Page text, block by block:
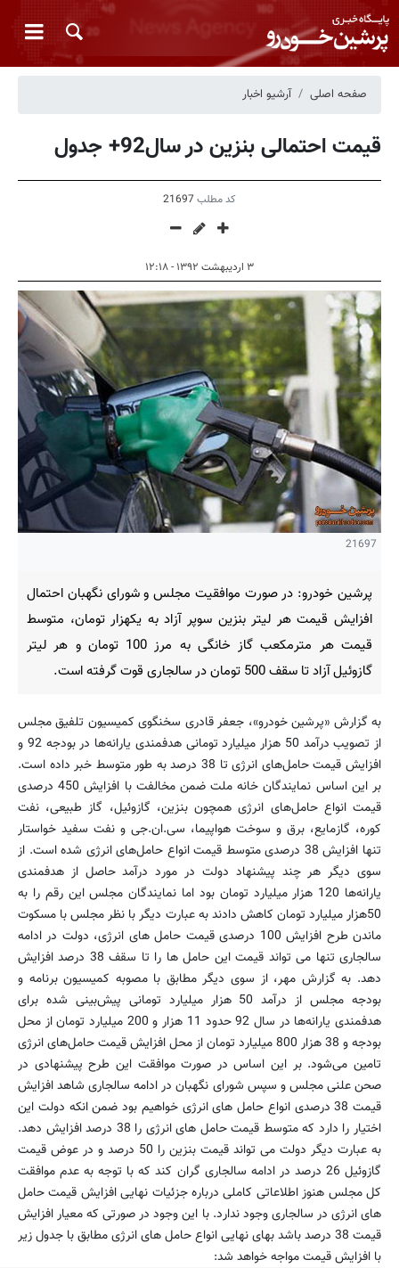
صفحه اصلی آرشیو اخبار
قیمت احتمالی بنزین در سال92+ جدول
کد مطلب 21697
۳ اردیبهشت ۱۳۹۲ - ۱۲:۱۸
21697
پرشین خودرو: در صورت موافقیت مجلس و شورای نگهبان احتمال
افزایش قیمت هر لیتر بنزین سوپر آزاد به یکهزار تومان، متوسط
قیمت هر مترمکعب گاز خانگی به مرز 100 تومان و هر لیتر
گازوئیل آزاد تا سقف 500 تومان در سالجاری قوت گرفته است.
به گزارش «پرشین خودرو»، جعفر قادری سخنگوی کمیسیون تلفیق مجلس
از تصویب درآمد 50 هزار میلیارد تومانی هدفمندی یارانه‌ها در بودجه 92 و
افزایش قیمت حامل‌های انرژی تا 38 درصد به طور متوسط خبر داده است.
بر این اساس نمایندگان خانه ملت ضمن مخالفت با افزایش 450 درصدی
قیمت انواع حامل‌های انرژی همچون بنزین، گازوئیل، گاز طبیعی، نفت
کوره، گازمایع، برق و سوخت هواپیما، سی.ان.جی و نفت سفید خواستار
تنها افزایش 38 درصدی متوسط قیمت انواع حامل‌های انرژی شده است. از
سوی دیگر هر چند پیشنهاد دولت در مورد درآمد حاصل از هدفمندی
یارانه‌ها 120 هزار میلیارد تومان بود اما نمایندگان مجلس این رقم را به
50هزار میلیارد تومان کاهش دادند به عبارت دیگر با نظر مجلس با مسکوت
ماندن طرح افزایش 100 درصدی قیمت حامل های انرژی، دولت در ادامه
سالجاری تنها می تواند قیمت این حامل ها را تا سقف 38 درصد افزایش
دهد. به گزارش مهر، از سوی دیگر مطابق با مصوبه کمیسیون برنامه و
بودجه مجلس از درآمد 50 هزار میلیارد تومانی پیش‌بینی شده برای
هدفمندی یارانه‌ها در سال 92 حدود 11 هزار و 200 میلیارد تومان از محل
بودجه و 38 هزار 800 میلیارد تومان از محل افزایش قیمت‌ حامل‌های انرژی
تامین می‌شود. بر این اساس در صورت موافقت این طرح پیشنهادی در
صحن علنی مجلس و سپس شورای نگهبان در ادامه سالجاری شاهد افزایش
قیمت 38 درصدی انواع حامل های انرژی خواهیم بود ضمن انکه دولت این
اختیار را دارد که متوسط قیمت حامل های انرژی را 38 درصد افزایش دهد.
به عبارت دیگر دولت می تواند قیمت بنزین را 50 درصد و در عوض قیمت
گازوئیل 26 درصد در ادامه سالجاری گران کند که با توجه به عدم موافقت
کل مجلس هنوز اطلاعاتی کاملی درباره جزئیات نهایی افزایش قیمت حامل
های انرژی در سالجاری وجود ندارد. با این وجود در صورتی که معیار افزایش
قیمت 38 درصد باشد بهای نهایی انواع حامل های انرژی مطابق با جدول زیر
با افزایش قیمت مواجه خواهد شد: